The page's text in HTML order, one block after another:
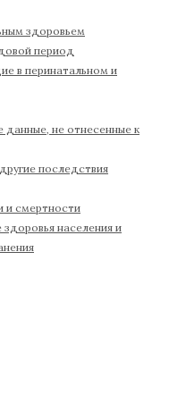
здоровьем
период
в перинатальном и
данные, не отнесенные к
последствия
и смертности
населения и